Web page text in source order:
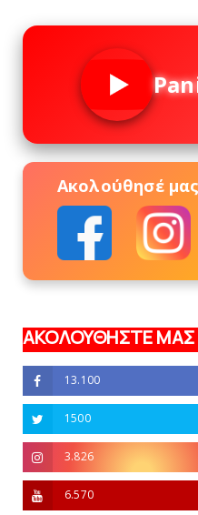
Ακολούθησέ
ΑΚΟΛΟΥΘΗΣΤΕ ΜΑΣ
13.100
1500
3.826
6.570